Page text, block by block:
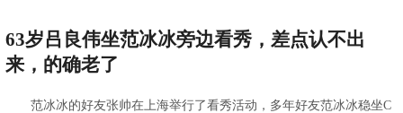
2020-10-10 11:41:55
63岁吕良伟坐范冰冰旁边看秀，差点认不出
来，的确老了
范冰冰的好友张帅在上海举行了看秀活动，多年好友范冰冰稳坐C